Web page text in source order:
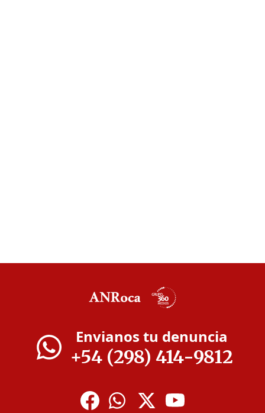
Envianos tu denuncia
+54 (298) 414-9812